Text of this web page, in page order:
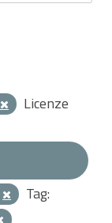
Licenze
Tag: